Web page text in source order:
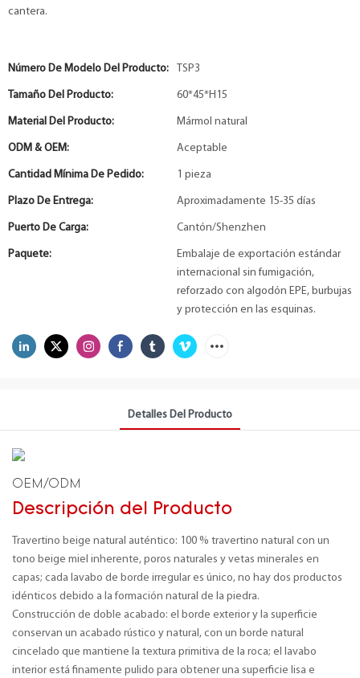
cantera.
Número De Modelo Del Producto: TSP3
Tamaño Del Producto: 60*45*H15
Material Del Producto: Mármol natural
ODM & OEM: Aceptable
Cantidad Mínima De Pedido: 1 pieza
Plazo De Entrega: Aproximadamente 15-35 días
Puerto De Carga: Cantón/Shenzhen
Paquete:
Embalaje de exportación estándar
internacional sin fumigación,
reforzado con algodón EPE, burbujas
y protección en las esquinas.
Detalles Del Producto
OEM/ODM
Descripción del Producto
Travertino beige natural auténtico: 100 % travertino natural con un
tono beige miel inherente, poros naturales y vetas minerales en
capas; cada lavabo de borde irregular es único, no hay dos productos
idénticos debido a la formación natural de la piedra.
Construcción de doble acabado: el borde exterior y la superficie
conservan un acabado rústico y natural, con un borde natural
cincelado que mantiene la textura primitiva de la roca; el lavabo
interior está finamente pulido para obtener una superficie lisa e